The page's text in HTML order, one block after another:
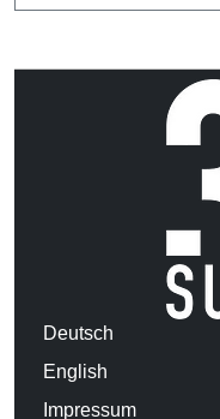
Deutsch
English
Impressum